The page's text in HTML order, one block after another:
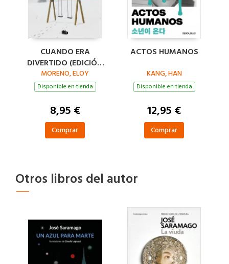
CUANDO ERA
DIVERTIDO (EDICIÓN
LIMITADA · VERANO)
MORENO, ELOY
Disponible en tienda
8,95 €
Comprar
ACTOS HUMANOS
KANG, HAN
Disponible en tienda
12,95 €
Comprar
Otros libros del autor